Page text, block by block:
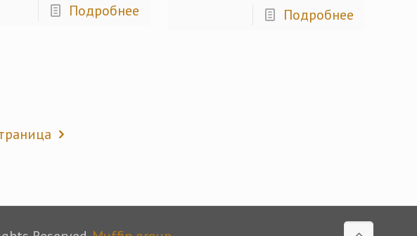
Подробнее Подробнее